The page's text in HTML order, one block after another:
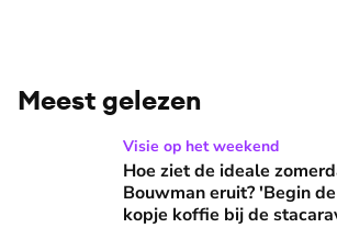
Meest gelezen
Hoe ziet de ideale zomerdag van
Visie op het weekend
Hoe ziet de ideale
Bouwman eruit? 'Begin
kopje koffie bij de